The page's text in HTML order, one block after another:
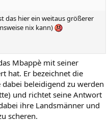
das hier ein weitaus größerer
nix kann)
Mbappè mit seiner
hat. Er bezeichnet die
beleidigend zu werden
und richtet seine Antwort
ihre Landsmänner und
scheren.